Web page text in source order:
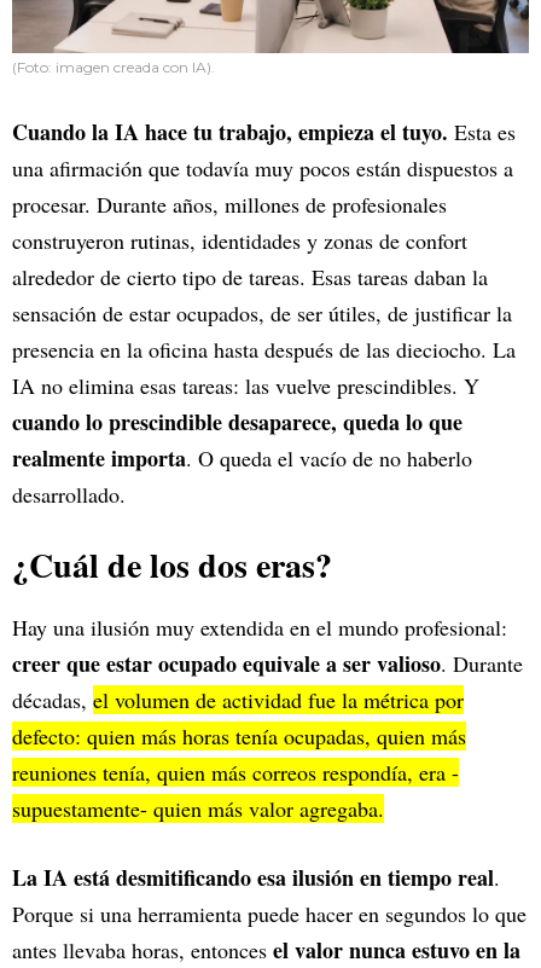
(Foto: imagen creada con IA).
Cuando la IA hace tu trabajo, empieza el tuyo. Esta es
una afirmación que todavía muy pocos están dispuestos a
procesar. Durante años, millones de profesionales
construyeron rutinas, identidades y zonas de confort
alrededor de cierto tipo de tareas. Esas tareas daban la
sensación de estar ocupados, de ser útiles, de justificar la
presencia en la oficina hasta después de las dieciocho. La
IA no elimina esas tareas: las vuelve prescindibles. Y
cuando lo prescindible desaparece, queda lo que
realmente importa. O queda el vacío de no haberlo
desarrollado.
¿Cuál de los dos eras?
Hay una ilusión muy extendida en el mundo profesional:
creer que estar ocupado equivale a ser valioso. Durante
décadas, el volumen de actividad fue la métrica por
defecto: quien más horas tenía ocupadas, quien más
reuniones tenía, quien más correos respondía, era -
supuestamente- quien más valor agregaba.
La IA está desmitificando esa ilusión en tiempo real.
Porque si una herramienta puede hacer en segundos lo que
antes llevaba horas, entonces el valor nunca estuvo en la